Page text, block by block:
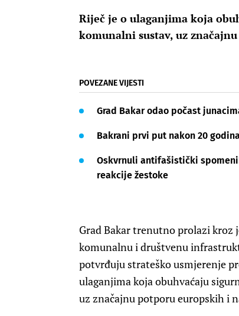
Riječ je o ulaganjima koja
komunalni sustav, uz
POVEZANE VIJESTI
Grad Bakar odao počast
Bakrani prvi put nakon 20
Oskvrnuli antifašistički
reakcije žestoke
Grad Bakar trenutno prolazi
komunalnu i društvenu
potvrđuju strateško usmjerenje
ulaganjima koja obuhvaćaju
uz značajnu potporu europskih i